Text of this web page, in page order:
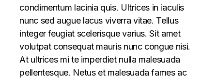
condimentum lacinia quis. Ultrices in iaculis
nunc sed augue lacus viverra vitae. Tellus
integer feugiat scelerisque varius. Sit amet
volutpat consequat mauris nunc congue nisi.
At ultrices mi te imperdiet nulla malesuada
pellentesque. Netus et malesuada fames ac